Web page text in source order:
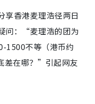
享香港麦理浩径两日
问：“麦理浩的团为
1500不等（港币约
差在哪？”引起网友